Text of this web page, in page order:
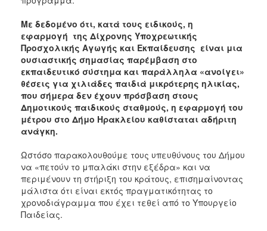
Με δεδομένο ότι, κατά τους ειδικούς, η
εφαρμογή της Δίχρονης Υποχρεωτικής
Προσχολικής Αγωγής και Εκπαίδευσης είναι μια
ουσιαστικής σημασίας παρέμβαση στο
εκπαιδευτικό σύστημα και παράλληλα «ανοίγει»
θέσεις για χιλιάδες παιδιά μικρότερης ηλικίας,
που σήμερα δεν έχουν πρόσβαση στους
Δημοτικούς παιδικούς σταθμούς, η εφαρμογή του
μέτρου στο Δήμο Ηρακλείου καθίσταται αδήριτη
ανάγκη.
Ωστόσο παρακολουθούμε τους υπευθύνους του Δήμου
να «πετούν το μπαλάκι στην εξέδρα» και να
περιμένουν τη στήριξη του κράτους, επισημαίνοντας
μάλιστα ότι είναι εκτός πραγματικότητας το
χρονοδιάγραμμα που έχει τεθεί από το Υπουργείο
Παιδείας.